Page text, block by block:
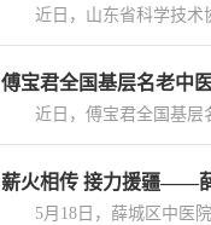
近日，山东省科学技术
傅宝君全国基层名老中
近日，傅宝君全国基层
薪火相传 接力援疆——
5月18日，薛城区中医院